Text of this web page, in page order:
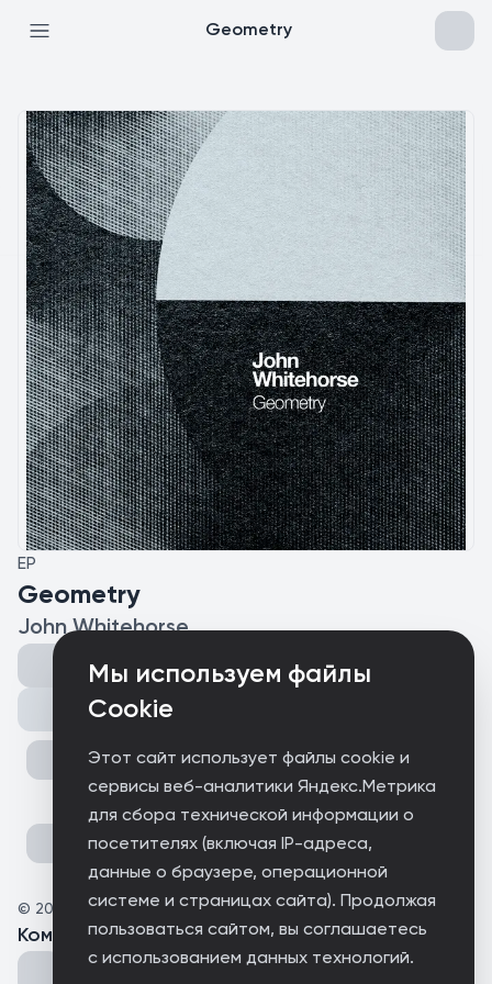
Мы используем файлы
Cookie
Этот сайт использует файлы cookie и
сервисы веб-аналитики Яндекс.Метрика
для сбора технической информации о
посетителях (включая IP-адреса,
данные о браузере, операционной
системе и страницах сайта). Продолжая
пользоваться сайтом, вы соглашаетесь
с использованием данных технологий.
Geometry
EP
Geometry
John Whitehorse
© 2025 John Whitehorse
Комментарии(0 )